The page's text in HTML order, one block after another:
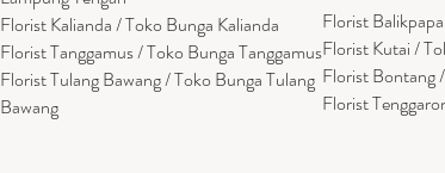
Florist Kalianda / Toko Bunga Kalianda
Florist Tanggamus / Toko Bunga Tanggamus
Florist Tulang Bawang / Toko Bunga Tulang
Bawang
Florist
Florist Kutai /
Florist Bontang
Florist